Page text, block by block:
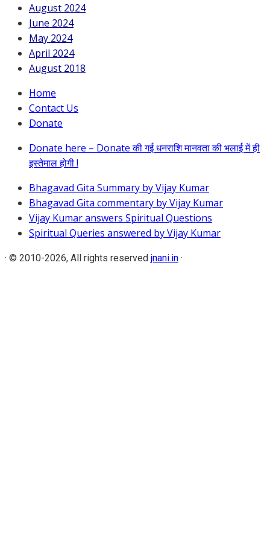
August 2024
June 2024
May 2024
April 2024
August 2018
Home
Contact Us
Donate
Donate here – Donate की गई धनराशि मानवता की भलाई में ही
इस्तेमाल होगी !
Bhagavad Gita Summary by Vijay Kumar
Bhagavad Gita commentary by Vijay Kumar
Vijay Kumar answers Spiritual Questions
Spiritual Queries answered by Vijay Kumar
· © 2010-2026, All rights reserved jnani.in ·